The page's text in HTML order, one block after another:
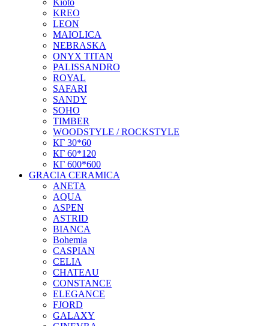
Kioto
KREO
LEON
MAIOLICA
NEBRASKA
ONYX TITAN
PALISSANDRO
ROYAL
SAFARI
SANDY
SOHO
TIMBER
WOODSTYLE / ROCKSTYLE
КГ 30*60
КГ 60*120
КГ 600*600
GRACIA CERAMICA
ANETA
AQUA
ASPEN
ASTRID
BIANCA
Bohemia
CASPIAN
CELIA
CHATEAU
CONSTANCE
ELEGANCE
FJORD
GALAXY